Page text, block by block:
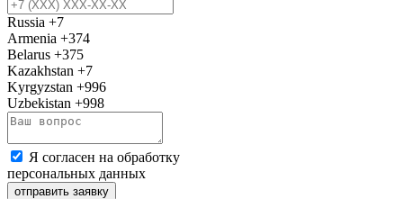
Russia +7
Armenia +374
Belarus +375
Kazakhstan +7
Kyrgyzstan +996
Uzbekistan +998
Я согласен на обработку
персональных данных
отправить заявку